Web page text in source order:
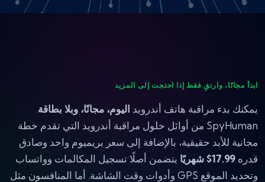
ابدأ مجانًا، وارتقِ فقط إذا احتجت إلى المزيد
يمكنك بدء مراقبة هاتف أندرويد اليوم، مجانًا، وبلا بطاقة.
SpyHuman من أوائل حلول مراقبة أندرويد التي تقدم خطة
مجانية للأبد حقيقية، بالإضافة إلى سعر بريميوم واحد وصادق
قدره 17.99$ شهريًا
يتضمن أصلًا تسجيل المكالمات وواتساب
وتحديد الموقع GPS وأدوات وقت الشاشة. أما المنافسون مثل